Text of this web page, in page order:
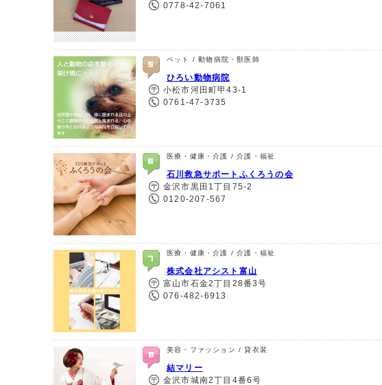
0778-42-7061
ペット / 動物病院・獣医師
ひろい動物病院
小松市河田町甲43-1
0761-47-3735
医療・健康・介護 / 介護・福祉
石川救急サポートふくろうの会
金沢市黒田1丁目75-2
0120-207-567
医療・健康・介護 / 介護・福祉
株式会社アシスト富山
富山市石金2丁目28番3号
076-482-6913
美容・ファッション / 貸衣装
結マリー
金沢市城南2丁目4番6号